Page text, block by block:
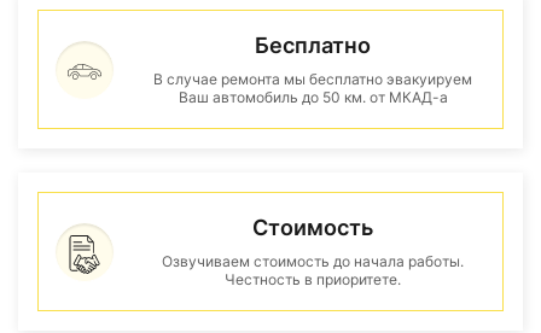
Бесплатно
В случае ремонта мы бесплатно эвакуируем
Ваш автомобиль до 50 км. от МКАД-а
Стоимость
Озвучиваем стоимость до начала работы.
Честность в приоритете.